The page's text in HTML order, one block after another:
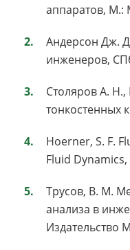
аппаратов, М.:
Андерсон Дж.
инженеров,
Столяров А. Н.,
тонкостенных
Hoerner, S. F.
Fluid Dynamics,
Трусов, В. М.
анализа в
Издательство